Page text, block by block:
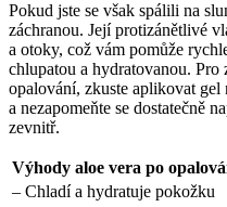
Pokud jste se však spálili na
záchranou. Její protizánětlivé
a otoky,⁢ což vám pomůže⁣
chlupatou ⁢a hydratovanou.
opalování, zkuste aplikovat gel
a nezapomeňte se dostatečně
zevnitř.
Výhody ⁣aloe vera po⁤
– Chladí a hydratuje​ pokožku